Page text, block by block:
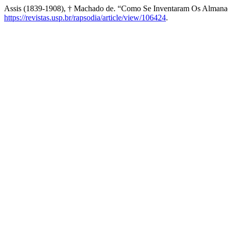
Assis (1839-1908), † Machado de. “Como Se Inventaram Os
https://revistas.usp.br/rapsodia/article/view/106424.